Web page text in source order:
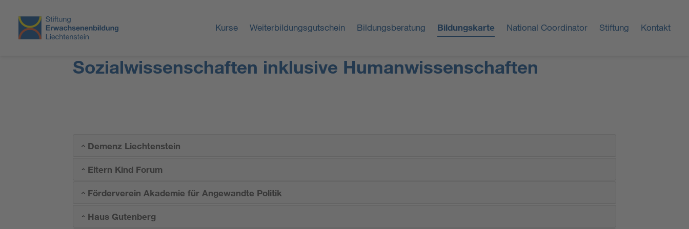
Kurse Weiterbildungsgutschein Bildungsberatung Bildungskarte National Coordinator Stiftung Kontakt
Sozialwissenschaften inklusive Humanwissenschaften
Demenz Liechtenstein
Eltern Kind Forum
Förderverein Akademie für Angewandte Politik
Haus Gutenberg